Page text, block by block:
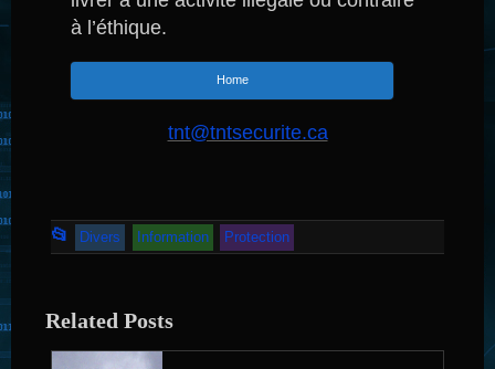
à l’éthique.
Home
tnt@tntsecurite.ca
📂
Cet
été
publié
Divers Information Protection
Related Posts